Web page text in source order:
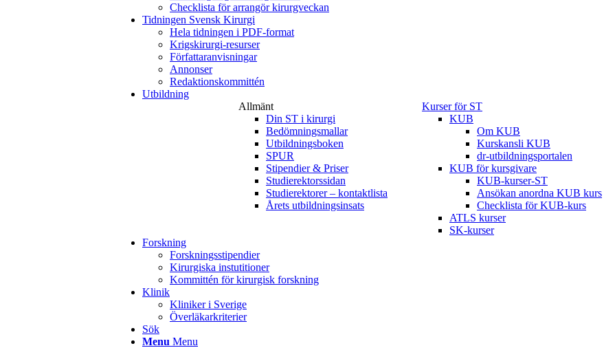
Checklista för arrangör kirurgveckan
Tidningen Svensk Kirurgi
Hela tidningen i PDF-format
Krigskirurgi-resurser
Författaranvisningar
Annonser
Redaktionskommittén
Utbildning
Allmänt
Din ST i kirurgi
Bedömningsmallar
Utbildningsboken
SPUR
Stipendier & Priser
Studierektorssidan
Studierektorer – kontaktlista
Årets utbildningsinsats
Kurser för ST
KUB
Om KUB
Kurskansli KUB
dr-utbildningsportalen
KUB för kursgivare
KUB-kurser-ST
Ansökan anordna KUB kurs
Checklista för KUB-kurs
ATLS kurser
SK-kurser
Forskning
Forskningsstipendier
Kirurgiska instutitioner
Kommittén för kirurgisk forskning
Klinik
Kliniker i Sverige
Överläkarkriterier
Sök
Menu Menu